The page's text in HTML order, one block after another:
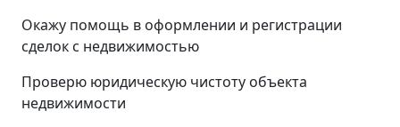
Окажу помощь в оформлении и регистрации
сделок с недвижимостью
Проверю юридическую чистоту объекта
недвижимости